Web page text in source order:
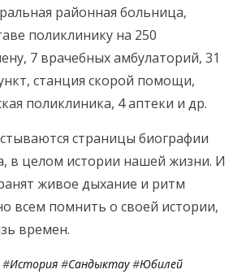
районная больница,
поликлинику на 250
7 врачебных амбулаторий, 31
станция скорой помощи,
поликлиника, 4 аптеки и др.
страницы биографии
в целом истории нашей жизни. И
живое дыхание и ритм
всем помнить о своей истории,
времен.
#История #Сандыктау#Юбилей